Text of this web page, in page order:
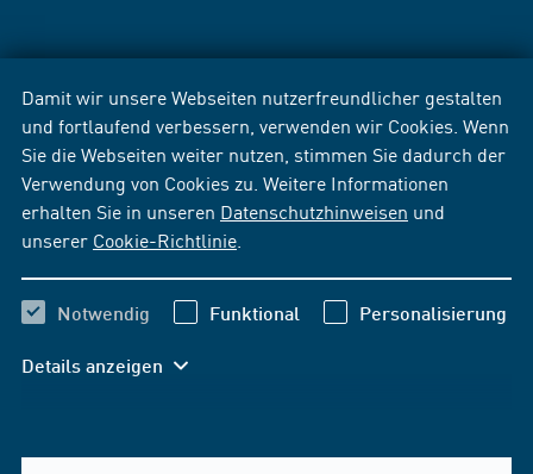
Damit wir unsere Webseiten nutzerfreundlicher gestalten
und fortlaufend verbessern, verwenden wir Cookies. Wenn
Sie die Webseiten weiter nutzen, stimmen Sie dadurch der
Verwendung von Cookies zu. Weitere Informationen
erhalten Sie in unseren Datenschutzhinweisen und
unserer Cookie-Richtlinie
Notwendig Funktional Personalisierung
Details anzeigen